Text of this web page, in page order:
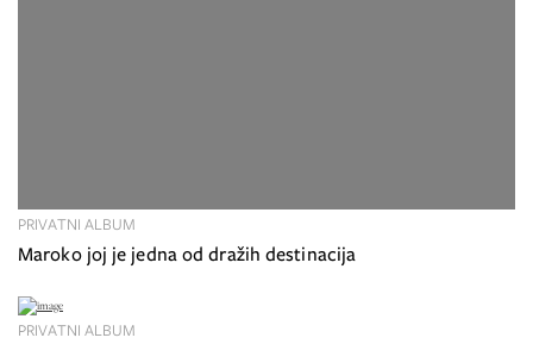
Maroko joj je jedna od dražih destinacija
PRIVATNI ALBUM
PRIVATNI ALBUM